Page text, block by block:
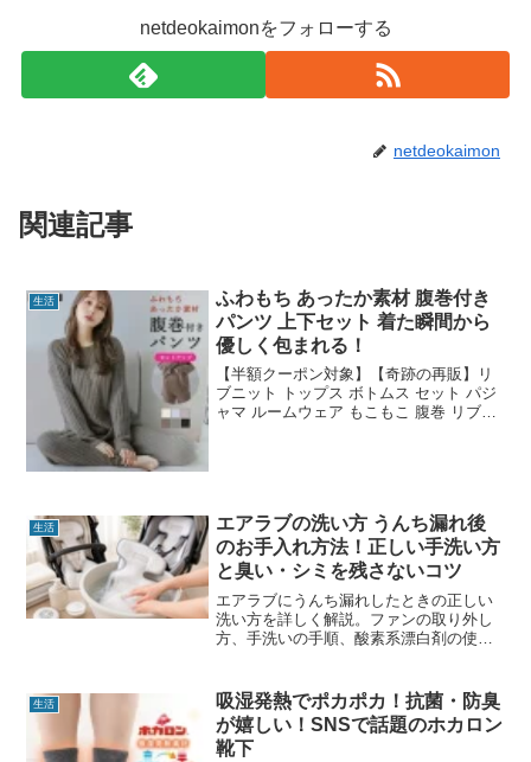
netdeokaimonをフォローする
netdeokaimon
関連記事
生活
ふわもち あったか素材 腹巻付き
パンツ 上下セット 着た瞬間から
優しく包まれる！
【半額クーポン対象】【奇跡の再販】リ
ブニット トップス ボトムス セット パジ
ャマ ルームウェア もこもこ 腹巻 リブモ
生活
エアラブの洗い方 うんち漏れ後
のお手入れ方法！正しい手洗い方
と臭い・シミを残さないコツ
エアラブにうんち漏れしたときの正しい
洗い方を詳しく解説。ファンの取り外し
方、手洗いの手順、酸素系漂白剤の使い
が分かります。
生活
吸湿発熱でポカポカ！抗菌・防臭
が嬉しい！SNSで話題のホカロン
靴下